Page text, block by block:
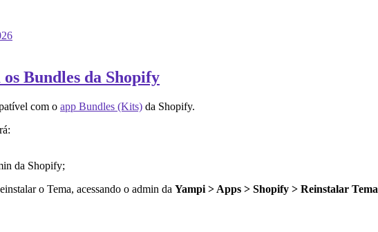
Bundles da Shopify
com o app Bundles (Kits) da Shopify.
da Shopify;
o Tema, acessando o admin da Yampi > Apps > Shopify > Reinstalar Tema